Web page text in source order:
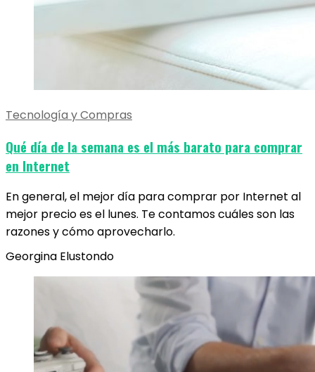
Tecnología y Compras
Qué día de la semana es el más barato para comprar
en Internet
En general, el mejor día para comprar por Internet al
mejor precio es el lunes. Te contamos cuáles son las
razones y cómo aprovecharlo.
Georgina Elustondo